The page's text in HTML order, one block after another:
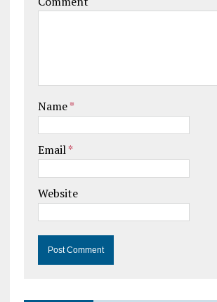
Name*
Email*
Website